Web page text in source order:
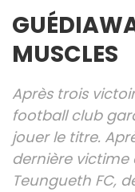
MUSCLES
Après trois
football club
jouer le titre.
dernière victime
Teungueth FC,